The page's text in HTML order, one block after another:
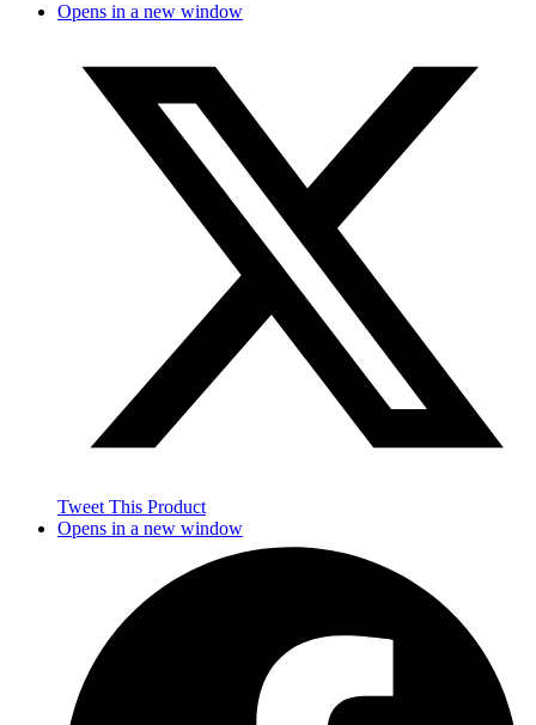
Opens in a new window
Tweet This Product
Opens in a new window